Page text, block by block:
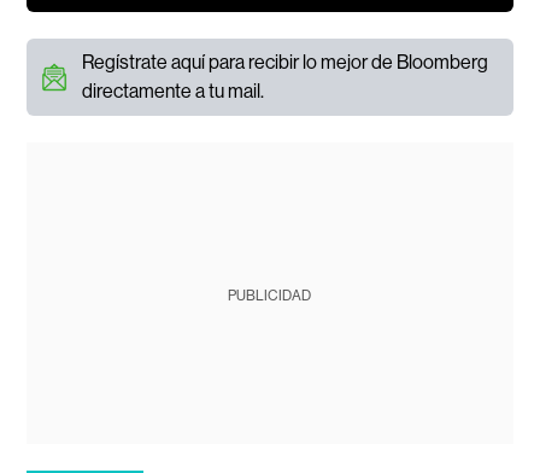
Regístrate aquí para recibir lo mejor de Bloomberg
directamente a tu mail.
PUBLICIDAD